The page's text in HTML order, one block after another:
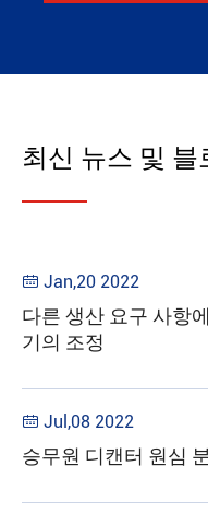
최신 뉴스 및 블
 Jan,20 2022
다른 생산 요구 사항
기의 조정
 Jul,08 2022
승무원 디캔터 원심